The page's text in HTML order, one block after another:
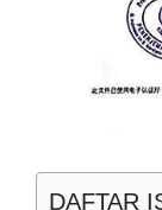
DAFTAR